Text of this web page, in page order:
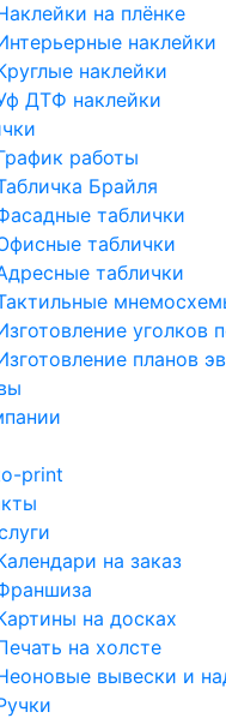
на плёнке
наклейки
наклейки
ДТФ наклейки
работы
Брайля
таблички
таблички
таблички
уголков
планов
print
на заказ
на досках
на холсте
вывески и